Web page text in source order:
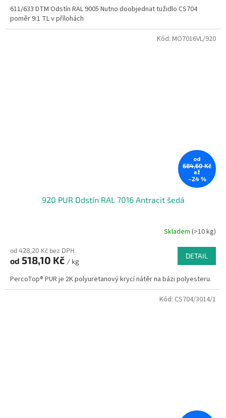
611/633 DTM Odstín RAL 9005 Nutno doobjednat tužidlo CS704
poměr 9:1 TL v přílohách
od
684,60 Kč
až
–24 %
920 PUR Odstín RAL 7016 Antracit šedá
Skladem (>10 kg)
od 428,20 Kč bez DPH
od 518,10 Kč / kg
DETAIL
PercoTop® PUR je 2K polyuretanový krycí nátěr na bázi polyesteru.
Kód: MO7016VL/920
Kód: CS704/3014/1